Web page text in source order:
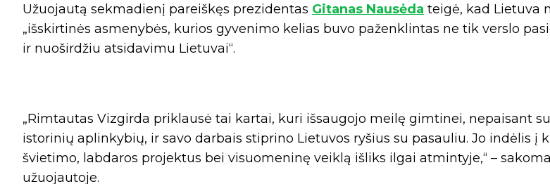
Užuojautą sekmadienį pareiškęs prezidentas Gitanas Nausėda teigė, kad Lietuva
„išskirtinės asmenybės, kurios gyvenimo kelias buvo paženklintas ne tik verslo
ir nuoširdžiu atsidavimu Lietuvai“.
„Rimtautas Vizgirda priklausė tai kartai, kuri išsaugojo meilę gimtinei, nepaisant
istorinių aplinkybių, ir savo darbais stiprino Lietuvos ryšius su pasauliu. Jo indėlis į
švietimo, labdaros projektus bei visuomeninę veiklą išliks ilgai atmintyje,“ – sakoma
užuojautoje.